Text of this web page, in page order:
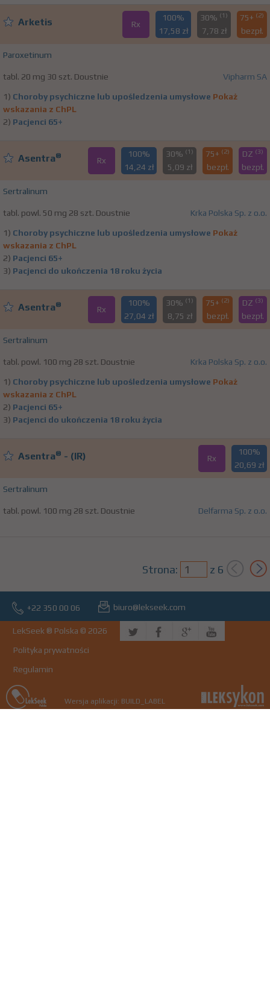
Arketis Rx
100%
17,58 zł
30% (1)
7,78 zł
75+ (2)
bezpł.
Paroxetinum
tabl. 20 mg 30 szt. Doustnie Vipharm SA
1) Choroby psychiczne lub upośledzenia umysłowe Pokaż
wskazania z ChPL
2) Pacjenci 65+
Asentra® Rx
100%
14,24 zł
30% (1)
5,09 zł
75+ (2)
bezpł.
DZ (3)
bezpł.
Sertralinum
tabl. powl. 50 mg 28 szt. Doustnie Krka Polska Sp. z o.o.
1) Choroby psychiczne lub upośledzenia umysłowe Pokaż
wskazania z ChPL
2) Pacjenci 65+
3) Pacjenci do ukończenia 18 roku życia
Asentra® Rx
100%
27,04 zł
30% (1)
8,75 zł
75+ (2)
bezpł.
DZ (3)
bezpł.
Sertralinum
tabl. powl. 100 mg 28 szt. Doustnie Krka Polska Sp. z o.o.
1) Choroby psychiczne lub upośledzenia umysłowe Pokaż
wskazania z ChPL
2) Pacjenci 65+
3) Pacjenci do ukończenia 18 roku życia
Asentra® - (IR) Rx
100%
20,69 zł
Sertralinum
tabl. powl. 100 mg 28 szt. Doustnie Delfarma Sp. z o.o.
Strona: z 6
+22 350 00 06 biuro@lekseek.com
LekSeek ® Polska © 2026
Polityka prywatności
Regulamin
Wersja aplikacji: BUILD_LABEL